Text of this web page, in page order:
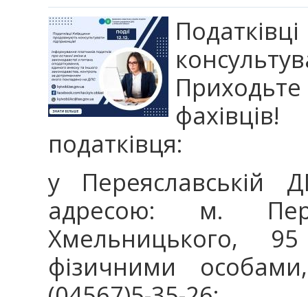
податківця:
у
адресою: м.
Хмельницького,
фізичними